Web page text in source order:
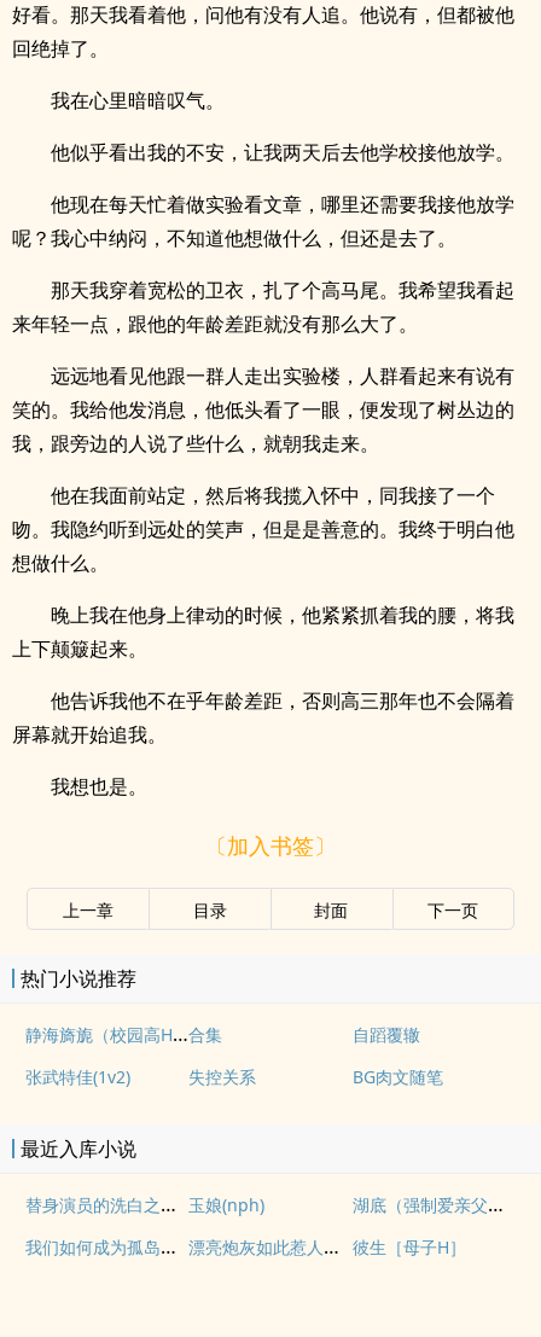
好看。那天我看着他，问他有没有人追。他说有，但都被他
回绝掉了。
我在心里暗暗叹气。
他似乎看出我的不安，让我两天后去他学校接他放学。
他现在每天忙着做实验看文章，哪里还需要我接他放学
呢？我心中纳闷，不知道他想做什么，但还是去了。
那天我穿着宽松的卫衣，扎了个高马尾。我希望我看起
来年轻一点，跟他的年龄差距就没有那么大了。
远远地看见他跟一群人走出实验楼，人群看起来有说有
笑的。我给他发消息，他低头看了一眼，便发现了树丛边的
我，跟旁边的人说了些什么，就朝我走来。
他在我面前站定，然后将我揽入怀中，同我接了一个
吻。我隐约听到远处的笑声，但是是善意的。我终于明白他
想做什么。
晚上我在他身上律动的时候，他紧紧抓着我的腰，将我
上下颠簸起来。
他告诉我他不在乎年龄差距，否则高三那年也不会隔着
屏幕就开始追我。
我想也是。
〔加入书签〕
上一章 目录 封面 下一页
热门小说推荐
静海旖旎（校园高H）合集
自蹈覆辙
张武特佳(1v2)
失控关系 BG肉文随笔
最近入库小说
替身演员的洗白之路(nph) 玉娘(nph)
湖底（强制爱亲父女）
我们如何成为孤岛（异国，NPH）
漂亮炮灰如此惹人怜爱 彼生［母子H］